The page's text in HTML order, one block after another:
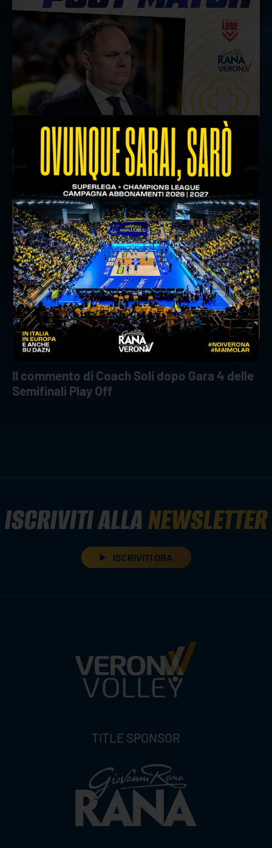
18 aprile 2026
Il commento del ds Lami dopo Gara 4 delle
Semifinali Play Off
INTERVIEWS
18 aprile 2026
Il commento di Coach Soli dopo Gara 4 delle
Semifinali Play Off
ISCRIVITI ALLANEWSLETTER
ISCRIVITI ORA
TITLE SPONSOR